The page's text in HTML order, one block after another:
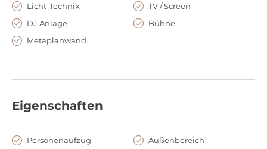
Licht-Technik
TV / Screen
DJ Anlage
Bühne
Metaplanwand
Eigenschaften
Personenaufzug
Außenbereich